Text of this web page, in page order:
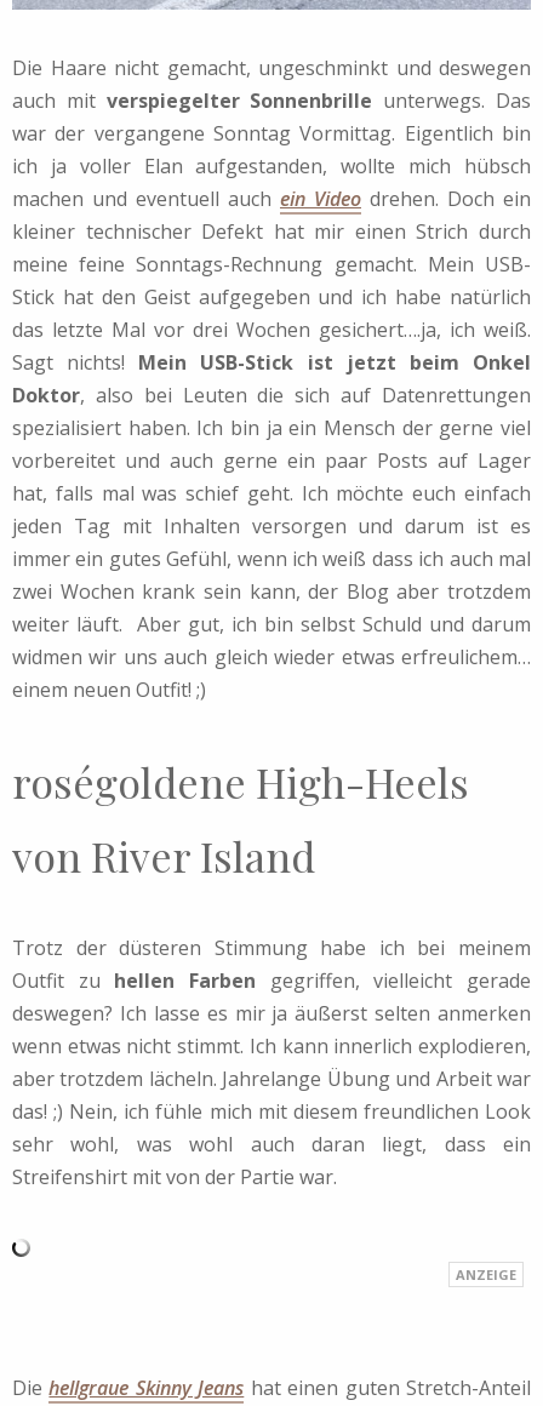
Die Haare nicht gemacht, ungeschminkt und deswegen
auch mit verspiegelter Sonnenbrille unterwegs. Das
war der vergangene Sonntag Vormittag. Eigentlich bin
ich ja voller Elan aufgestanden, wollte mich hübsch
machen und eventuell auch ein Video drehen. Doch ein
kleiner technischer Defekt hat mir einen Strich durch
meine feine Sonntags-Rechnung gemacht. Mein USB-
Stick hat den Geist aufgegeben und ich habe natürlich
das letzte Mal vor drei Wochen gesichert….ja, ich weiß.
Sagt nichts! Mein USB-Stick ist jetzt beim Onkel
Doktor, also bei Leuten die sich auf Datenrettungen
spezialisiert haben. Ich bin ja ein Mensch der gerne viel
vorbereitet und auch gerne ein paar Posts auf Lager
hat, falls mal was schief geht. Ich möchte euch einfach
jeden Tag mit Inhalten versorgen und darum ist es
immer ein gutes Gefühl, wenn ich weiß dass ich auch mal
zwei Wochen krank sein kann, der Blog aber trotzdem
weiter läuft. Aber gut, ich bin selbst Schuld und darum
widmen wir uns auch gleich wieder etwas erfreulichem…
einem neuen Outfit! ;)
roségoldene High-Heels
von River Island
Trotz der düsteren Stimmung habe ich bei meinem
Outfit zu hellen Farben gegriffen, vielleicht gerade
deswegen? Ich lasse es mir ja äußerst selten anmerken
wenn etwas nicht stimmt. Ich kann innerlich explodieren,
aber trotzdem lächeln. Jahrelange Übung und Arbeit war
das! ;) Nein, ich fühle mich mit diesem freundlichen Look
sehr wohl, was wohl auch daran liegt, dass ein
Streifenshirt mit von der Partie war.
Diehellgraue Skinny Jeans hat einen guten Stretch-Anteil